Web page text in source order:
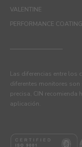
VALENTINE
PERFORMANCE
Las diferencias entre los
diferentes monitores
precisa, CIN recomienda
aplicación.